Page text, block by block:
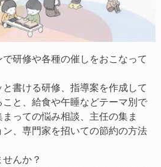
研修や各種の催しをおこなって
書ける研修、指導案を作成して
と、給食や午睡などテーマ別で
っての悩み相談、主任の集ま
、専門家を招いての節約の方法
んか？